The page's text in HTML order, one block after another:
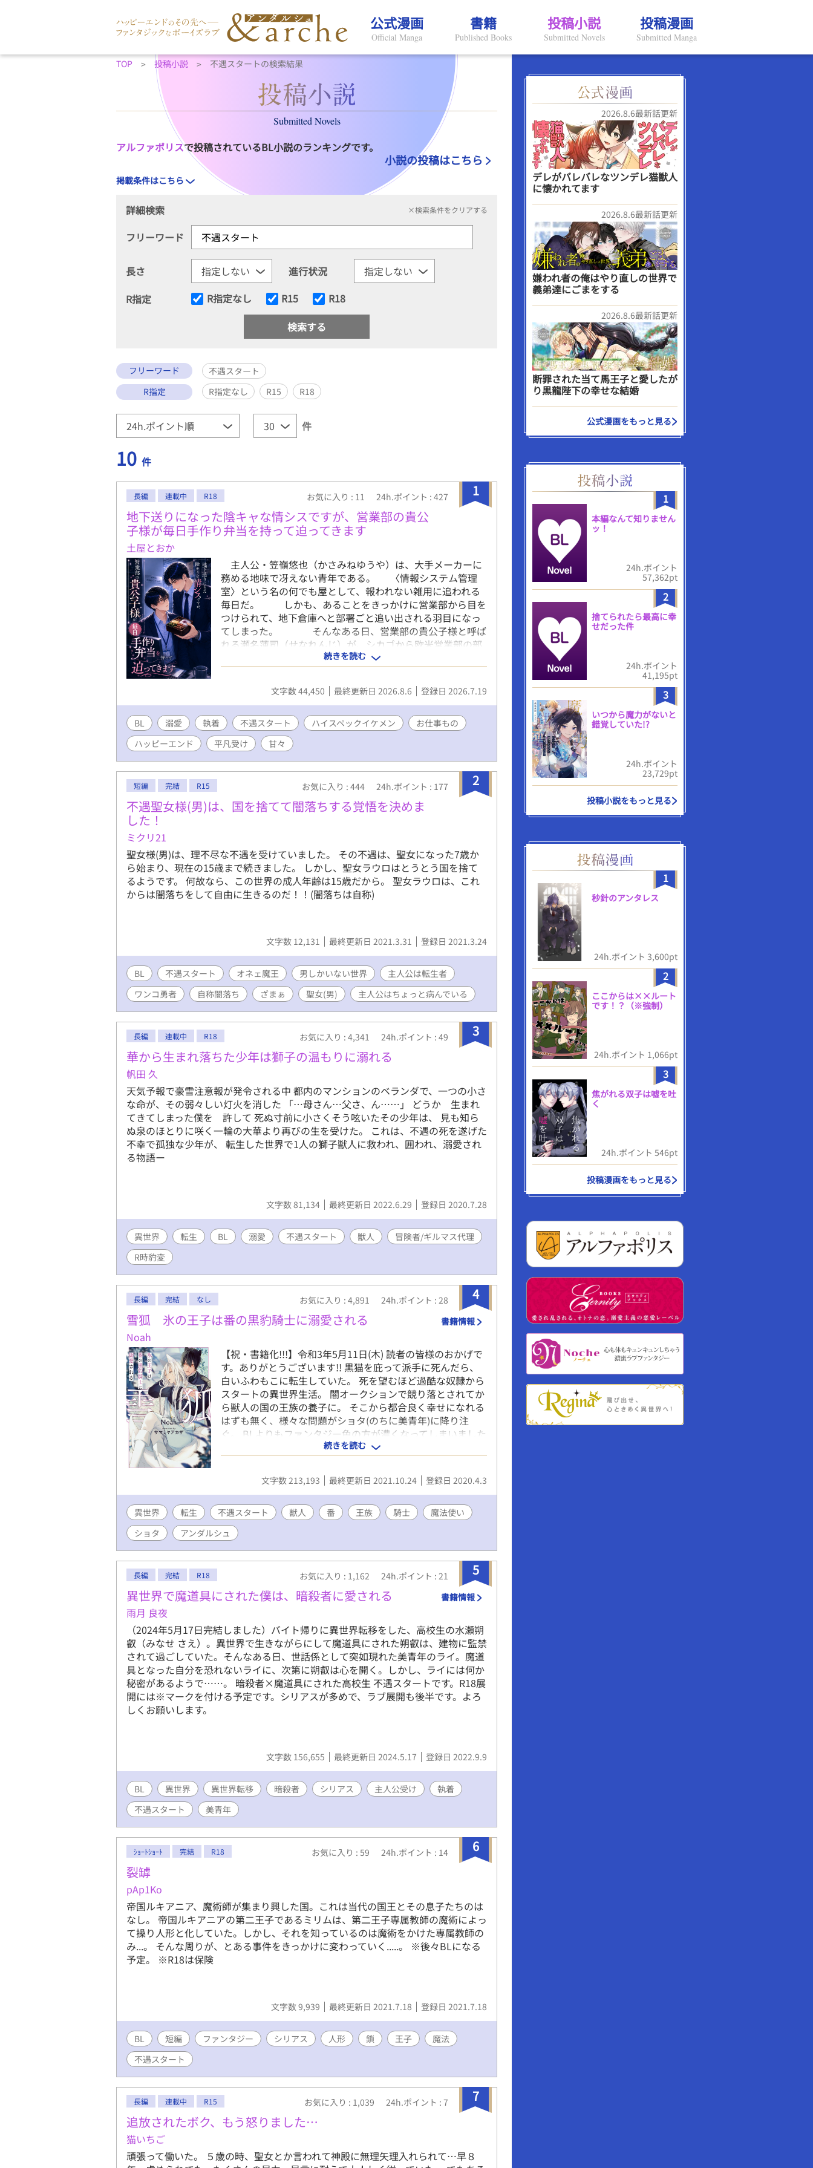
公式漫画
Official Manga
書籍
Published Books
投稿小説
Submitted Novels
投稿漫画
Submitted Manga
TOP 投稿小説 不遇スタートの検索結果
Submitted Novels
アルファポリスで投稿されているBL小説のランキングです。
小説の投稿はこちら
掲載条件はこちら
詳細検索 ×検索条件をクリアする
フリーワード
長さ
進行状況
R指定
R指定なし R15 R18
フリーワード
不遇スタート
R指定
R指定なし R15 R18
件
10 件
1
長編 連載中 R18 お気に入り : 11 24h.ポイント : 427
地下送りになった陰キャな情シスですが、営業部の貴公
子様が毎日手作り弁当を持って迫ってきます
土屋とおか
主人公・笠嶺悠也（かさみねゆうや）は、大手メーカーに
務める地味で冴えない青年である。 〈情報システム管理
室〉という名の何でも屋として、報われない雑用に追われる
毎日だ。 しかも、あることをきっかけに営業部から目を
つけられて、地下倉庫へと部署ごと追い出される羽目になっ
てしまった。 そんなある日、営業部の貴公子様と呼ば
れる瀬名蓮司（せなれんじ）が、シカゴから欧米営業部の部
長として悠也のいる本社へ帰ってきた。 そんな彼に、悠也
は新しいノートパソコンを届けに行った。 それをきっかけ
に、なぜか瀬名から悠也への猛アプローチがはじまった。
しかも、二人分の手作り弁当まで持って。 社内中の憧れで
困惑する。 それでも、優しくも真っ直ぐな瀬名の想いに、
心は少しずつ解きほぐされてゆく。 けれど、高校時代に負
った心の傷が、恋愛に恐怖を抱かせる。 だからどうして
も、瀬名の気持ちを受け入れることができなくて…… 臆病
な陰キャと、営業部の絶対的エースの少しじれったいオフィ
スラブです。 Ｒ１８には※をつけます。 表紙は、完成
済の文章を入力してAI生成いたしました。 ストーリー・文
章につきましては、完全自作です。 少しでもお楽しみいた
続きを読む
文字数 44,450 最終更新日 2026.8.6 登録日 2026.7.19
BL 溺愛 執着 不遇スタート ハイスペックイケメン
お仕事もの
ハッピーエンド
平凡受け 甘々
2
短編 完結 R15 お気に入り : 444 24h.ポイント : 177
不遇聖女様(男)は、国を捨てて闇落ちする覚悟を決めま
した！
ミクリ21
聖女様(男)は、理不尽な不遇を受けていました。 その不遇は、聖女になった7歳か
ら始まり、現在の15歳まで続きました。 しかし、聖女ラウロはとうとう国を捨て
るようです。 何故なら、この世界の成人年齢は15歳だから。 聖女ラウロは、これ
からは闇落ちをして自由に生きるのだ！！(闇落ちは自称)
文字数 12,131 最終更新日 2021.3.31 登録日 2021.3.24
BL 不遇スタート オネェ魔王 男しかいない世界
主人公は転生者
ワンコ勇者
自称闇落ち ざまぁ 聖女(男) 主人公はちょっと病んでいる
3
長編 連載中 R18 お気に入り : 4,341 24h.ポイント : 49
華から生まれ落ちた少年は獅子の温もりに溺れる
帆田 久
天気予報で豪雪注意報が発令される中 都内のマンションのベランダで、一つの小さ
な命が、その弱々しい灯火を消した 「…母さん…父さ、ん……」 どうか 生まれ
てきてしまった僕を 許して 死ぬ寸前に小さくそう呟いたその少年は、 見も知ら
ぬ泉のほとりに咲く一輪の大華より再びの生を受けた。 これは、不遇の死を遂げた
不幸で孤独な少年が、 転生した世界で1人の獅子獣人に救われ、囲われ、溺愛され
る物語ー
文字数 81,134 最終更新日 2022.6.29 登録日 2020.7.28
異世界 転生 BL 溺愛 不遇スタート 獣人
冒険者/ギルマス代理
R時豹変
4
長編 完結 なし お気に入り : 4,891 24h.ポイント : 28
雪狐 氷の王子は番の黒豹騎士に溺愛される
Noah
書籍情報
【祝・書籍化!!!】令和3年5月11日(木) 読者の皆様のおかげで
す。ありがとうございます!! 黒猫を庇って派手に死んだら、
白いふわもこに転生していた。 死を望むほど過酷な奴隷から
スタートの異世界生活。 闇オークションで競り落とされてか
ら獣人の国の王族の養子に。 そこから都合良く幸せになれる
はずも無く、様々な問題がショタ(のちに美青年)に降り注
ぐ。 BLよりもファンタジー色の方が濃くなってしまいました
が、最後に何とかBLできました(？)… 連載は令和2年12月13
日(日)に完結致しました。 拙い部分の目立つ作品ですが、楽
しんで頂けたなら幸いです。 Noah
続きを読む
文字数 213,193 最終更新日 2021.10.24 登録日 2020.4.3
異世界 転生 不遇スタート 獣人 番 王族 騎士
魔法使い
ショタ
アンダルシュ
5
長編 完結 R18 お気に入り : 1,162 24h.ポイント : 21
異世界で魔道具にされた僕は、暗殺者に愛される
雨月 良夜
書籍情報
（2024年5月17日完結しました）バイト帰りに異世界転移をした、高校生の水瀬朔
叡（みなせ さえ）。異世界で生きながらにして魔道具にされた朔叡は、建物に監禁
されて過ごしていた。そんなある日、世話係として突如現れた美青年のライ。魔道
具となった自分を恐れないライに、次第に朔叡は心を開く。しかし、ライには何か
秘密があるようで……。 暗殺者×魔道具にされた高校生 不遇スタートです。R18展
開には※マークを付ける予定です。シリアスが多めで、ラブ展開も後半です。よろ
しくお願いします。
文字数 156,655 最終更新日 2024.5.17 登録日 2022.9.9
BL 異世界 異世界転移 暗殺者 シリアス 主人公受け
執着
不遇スタート
美青年
6
ｼｮｰﾄｼｮｰﾄ 完結 R18 お気に入り : 59 24h.ポイント : 14
裂罅
pAp1Ko
帝国ルキアニア、魔術師が集まり興した国。これは当代の国王とその息子たちのは
なし。 帝国ルキアニアの第二王子であるミリムは、第二王子専属教師の魔術によっ
て操り人形と化していた。しかし、それを知っているのは魔術をかけた専属教師の
み...。 そんな周りが、とある事件をきっかけに変わっていく.....。 ※後々BLになる
予定。 ※R18は保険
文字数 9,939 最終更新日 2021.7.18 登録日 2021.7.18
BL 短編 ファンタジー シリアス 人形 鎖 王子
魔法
不遇スタート
7
長編 連載中 R15 お気に入り : 1,039 24h.ポイント : 7
追放されたボク、もう怒りました…
猫いちご
頑張って働いた。 ５歳の時、聖女とか言われて神殿に無理矢理入れられて…早８
2026.8.6最新話更新
デレがバレバレなツンデレ猫獣人
に懐かれてます
2026.8.6最新話更新
嫌われ者の俺はやり直しの世界で
義弟達にごまをする
2026.8.6最新話更新
断罪された当て馬王子と愛したが
り黒龍陛下の幸せな結婚
公式漫画をもっと見る
1
本編なんて知りません
ッ！
24h.ポイント
57,362pt
2
捨てられたら最高に幸
せだった件
24h.ポイント
41,195pt
3
いつから魔力がないと
錯覚していた!?
24h.ポイント
23,729pt
投稿小説をもっと見る
1
秒針のアンタレス
24h.ポイント 3,600pt
2
ここからは××ルート
です！？（※強制）
24h.ポイント 1,066pt
3
焦がれる双子は嘘を吐
く
24h.ポイント 546pt
投稿漫画をもっと見る